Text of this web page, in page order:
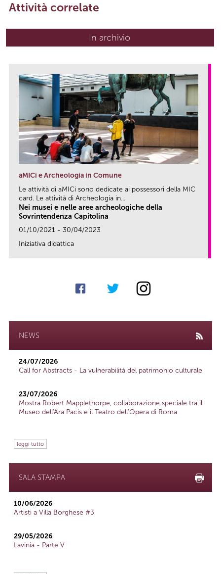
Attività correlate
In archivio
aMICi e Archeologia in Comune
Le attività di aMICi sono dedicate ai possessori della MIC
card. Le attività di Archeologia in...
Nei musei e nelle aree archeologiche della
Sovrintendenza Capitolina
01/10/2021 - 30/04/2023
Iniziativa didattica
NEWS
24/07/2026
Call for Abstracts - La vulnerabilità del patrimonio culturale
23/07/2026
Mostra Robert Mapplethorpe, collaborazione speciale tra il
Museo dell'Ara Pacis e il Teatro dell'Opera di Roma
leggi tutto
SALA STAMPA
10/06/2026
Artisti a Villa Borghese #3
29/05/2026
Lavinia - Parte V